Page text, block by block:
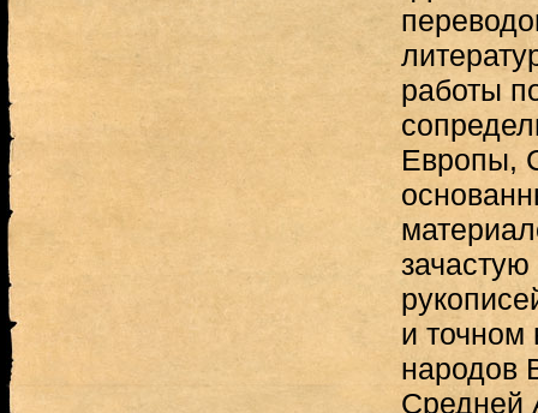
работы
Европы,
и точном
народов
Средней